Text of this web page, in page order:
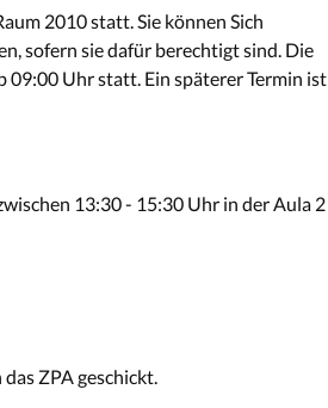
2010 statt. Sie können Sich
sofern sie dafür berechtigt sind. Die
09:00 Uhr statt. Ein späterer Termin ist
13:30 - 15:30 Uhr in der Aula 2
ZPA geschickt.